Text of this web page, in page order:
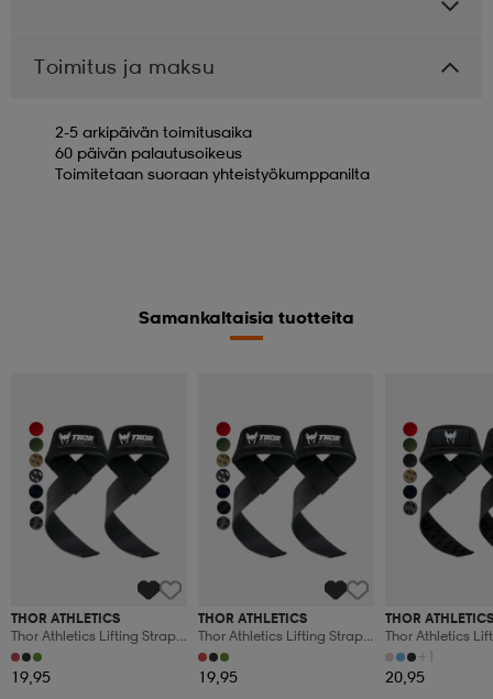
Toimitus ja maksu
2-5 arkipäivän toimitusaika
60 päivän palautusoikeus
Toimitetaan suoraan yhteistyökumppanilta
Samankaltaisia tuotteita
THOR ATHLETICS
Thor Athletics Lifting Straps
– Strength Training
Accessories – Powerlifting
And Gym Training
19,95
THOR ATHLETICS
Thor Athletics Lifting Straps
(xs) – Strength Training
Accessories – Powerlifting
And Gym Training
19,95
THOR ATHLETICS
Thor Athletics
Extra Grip –
Training
Training
+1
20,95